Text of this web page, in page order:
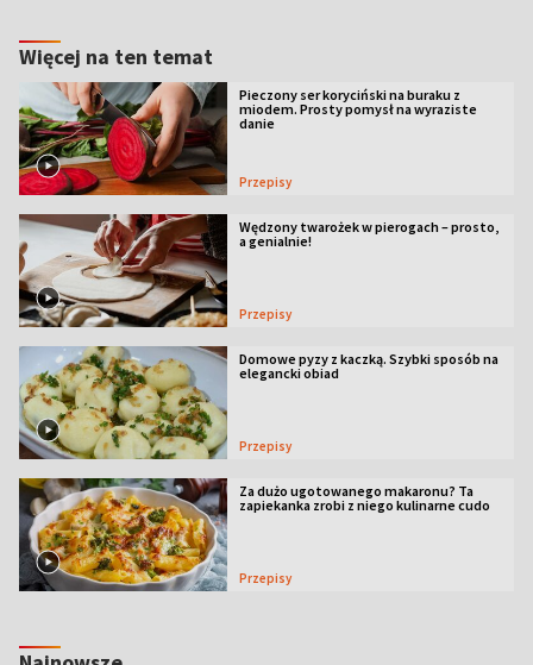
Więcej na ten temat
Pieczony ser koryciński na buraku z
miodem. Prosty pomysł na wyraziste
danie
Przepisy
Wędzony twarożek w pierogach – prosto,
a genialnie!
Przepisy
Domowe pyzy z kaczką. Szybki sposób na
elegancki obiad
Przepisy
Za dużo ugotowanego makaronu? Ta
zapiekanka zrobi z niego kulinarne cudo
Przepisy